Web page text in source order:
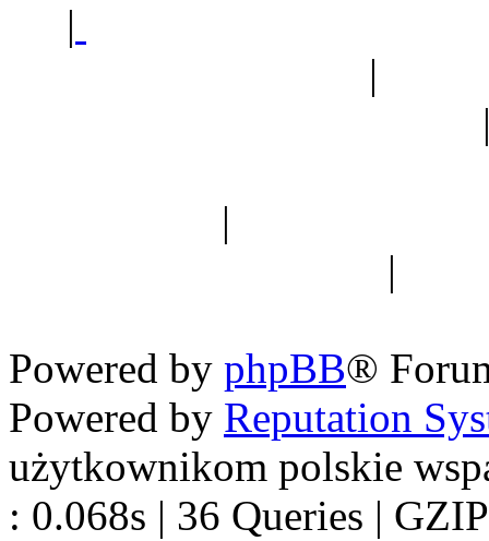
|
|
|
|
Powered by phpBB®
Powered by Reputation
użytkownikom polskie
: 0.068s | 36 Queries |